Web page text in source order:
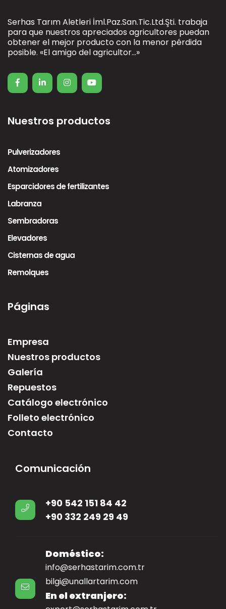
Serhas Tarım Aletleri İml.Paz.San.Tic.Ltd.Şti. trabaja
para que nuestros apreciados agricultores puedan
obtener el mejor producto con la menor pérdida
posible. «El amigo del agricultor...»
Nuestros productos
Pulverizadores
Atomizadores
Esparcidores de fertilizantes
Labranza
Sembradoras
Elevadores
Cisternas de agua
Remolques
Páginas
Empresa
Nuestros productos
Galería
Repuestos
Catálogo electrónico
Folleto electrónico
Contacto
Comunicación
+90 542 151 84 42
+90 332 249 29 49
Doméstico:
info@serhastarim.com.tr
bilgi@unallartarim.com
En el extranjero: